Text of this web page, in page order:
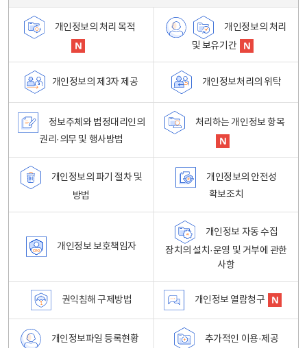
개인정보의 처리 목적
개인정보의 처리
및 보유기간
개인정보의 제3자 제공 개인정보처리의 위탁
정보주체와 법정대리인의
권리·의무 및 행사방법
처리하는 개인정보 항목
개인정보의 파기 절차 및
방법
개인정보의 안전성
확보조치
개인정보 보호책임자
개인정보 자동 수집
장치의 설치·운영 및 거부에 관한
사항
권익침해 구제방법 개인정보 열람청구
개인정보파일 등록현황
추가적인 이용·제공